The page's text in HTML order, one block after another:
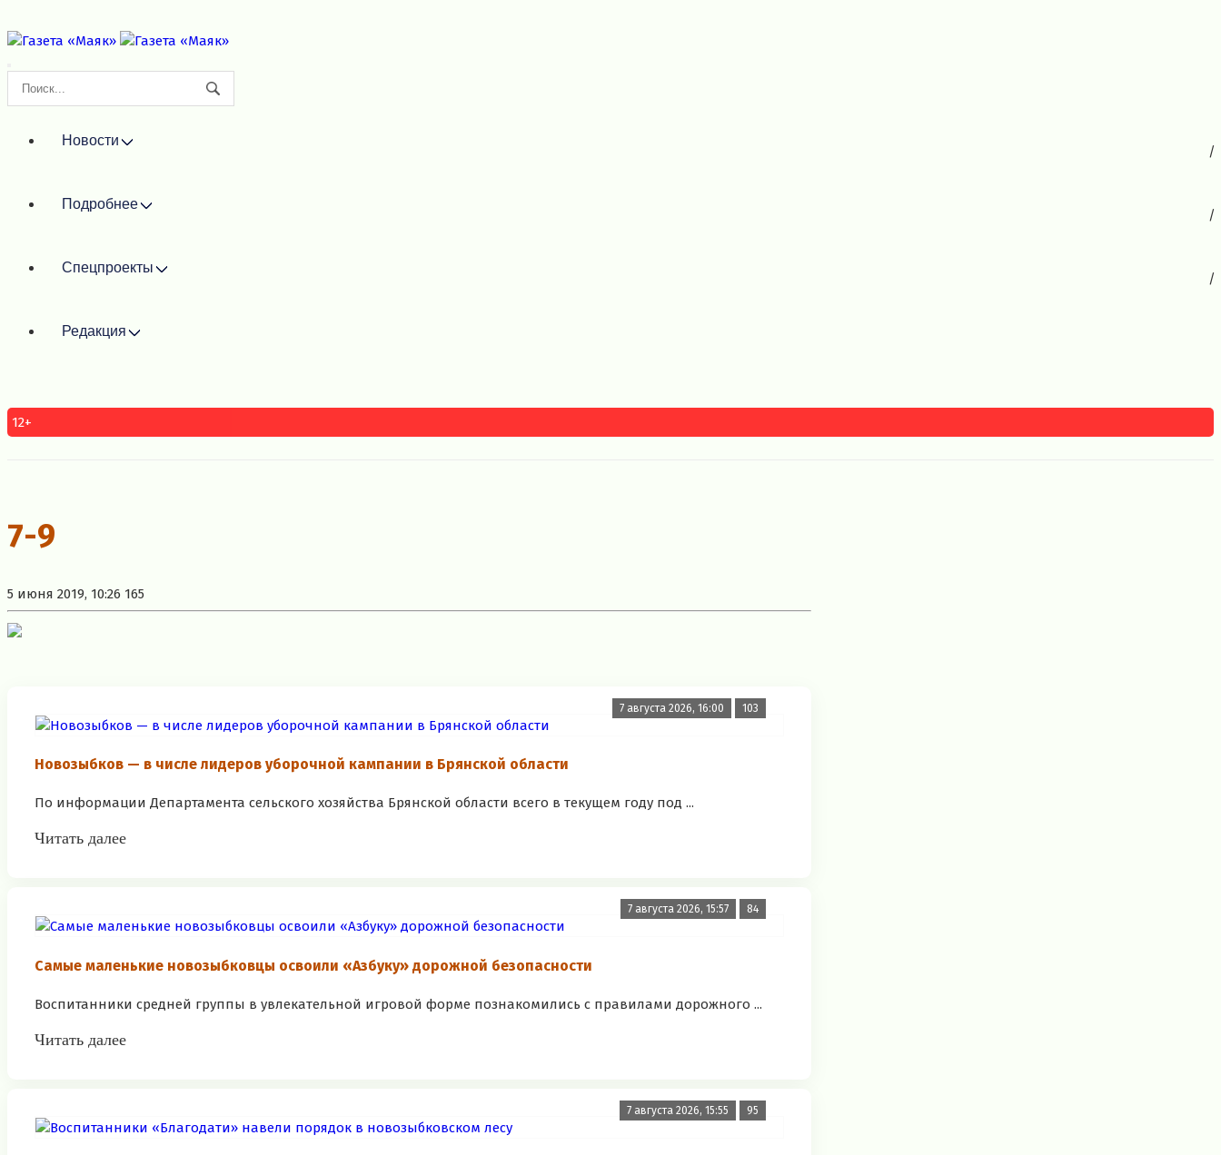
Новости
Подробнее
Спецпроекты
Редакция
12+
7-9
5 июня 2019, 10:26 165
7 августа 2026, 16:00 103
Новозыбков — в числе лидеров уборочной кампании в Брянской области
По информации Департамента сельского хозяйства Брянской области всего в текущем году под ...
Читать далее
7 августа 2026, 15:57 84
Самые маленькие новозыбковцы освоили «Азбуку» дорожной безопасности
Воспитанники средней группы в увлекательной игровой форме познакомились с правилами дорожного ...
Читать далее
7 августа 2026, 15:55 95